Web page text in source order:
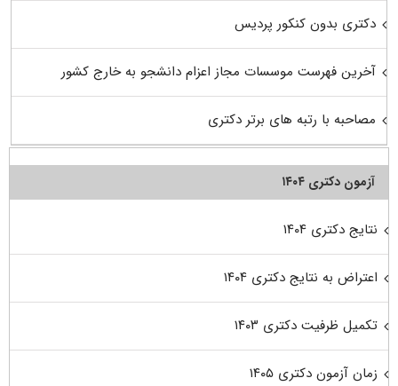
دکتری بدون کنکور پردیس
آخرین فهرست موسسات مجاز اعزام دانشجو به خارج کشور
مصاحبه با رتبه های برتر دکتری
آزمون دکتری ۱۴۰۴
نتایج دکتری ۱۴۰۴
اعتراض به نتایج دکتری ۱۴۰۴
تکمیل ظرفیت دکتری ۱۴۰۳
زمان آزمون دکتری ۱۴۰۵